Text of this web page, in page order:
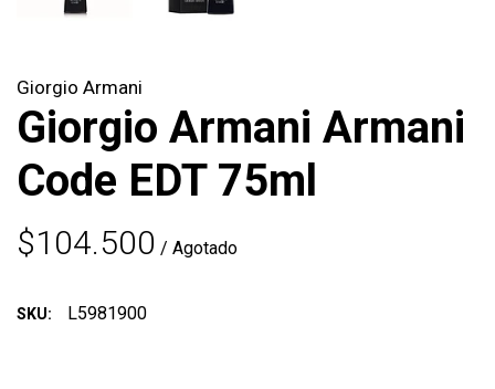
Giorgio Armani
Giorgio Armani Armani
Code EDT 75ml
$104.500 / Agotado
SKU: L5981900